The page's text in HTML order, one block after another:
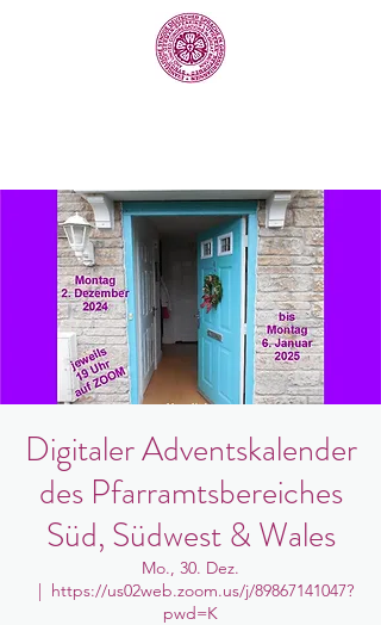
Digitaler Adventskalender
des Pfarramtsbereiches
Süd, Südwest & Wales
Mo., 30. Dez.
  |
https://us02web.zoom.us/j/89867141047?
pwd=K